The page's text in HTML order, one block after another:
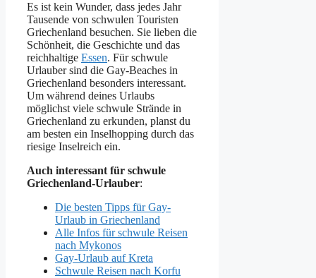
Es ist kein Wunder, dass jedes Jahr
Tausende von schwulen Touristen
Griechenland besuchen. Sie lieben die
Schönheit, die Geschichte und das
reichhaltige Essen. Für schwule
Urlauber sind die Gay-Beaches in
Griechenland besonders interessant.
Um während deines Urlaubs
möglichst viele schwule Strände in
Griechenland zu erkunden, planst du
am besten ein Inselhopping durch das
riesige Inselreich ein.
Auch interessant für schwule
Griechenland-Urlauber:
Die besten Tipps für Gay-
Urlaub in Griechenland
Alle Infos für schwule Reisen
nach Mykonos
Gay-Urlaub auf Kreta
Schwule Reisen nach Korfu